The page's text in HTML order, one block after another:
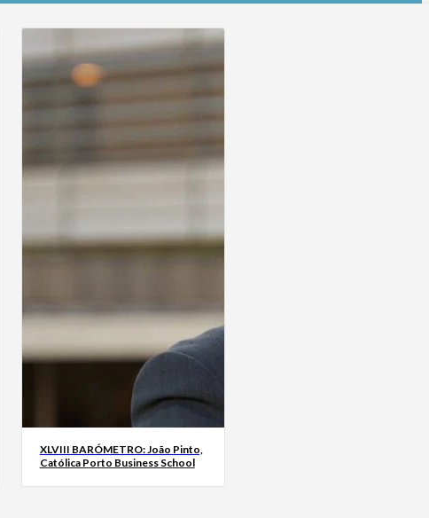
XLVIII BARÓMETRO: João Pinto,
Católica Porto Business School